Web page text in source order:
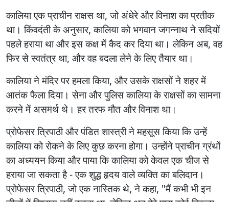
कालिया एक प्राचीन राक्षस था, जो अंधेरे और विनाश का प्रतीक
था। किंवदंती के अनुसार, कालिया को भगवान जगन्नाथ ने सदियों
पहले हराया था और इस कक्ष में कैद कर दिया था। लेकिन अब, वह
फिर से स्वतंत्र था, और वह बदला लेने के लिए तैयार था।
कालिया ने मंदिर पर हमला किया, और उसके राक्षसों ने शहर में
आतंक फैला दिया। सेना और पुलिस कालिया के राक्षसों का सामना
करने में असमर्थ थे। हर तरफ मौत और विनाश था।
प्रोफेसर त्रिपाठी और पंडित शास्त्री ने महसूस किया कि उन्हें
कालिया को रोकने के लिए कुछ करना होगा। उन्होंने प्राचीन ग्रंथों
का अध्ययन किया और पाया कि कालिया को केवल एक चीज से
हराया जा सकता है - एक शुद्ध हृदय वाले व्यक्ति का बलिदान।
प्रोफेसर त्रिपाठी, जो एक नास्तिक थे, ने कहा, "मैं कभी भी इन